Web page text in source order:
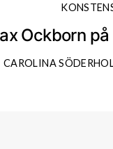
Ockborn
CAROLINA